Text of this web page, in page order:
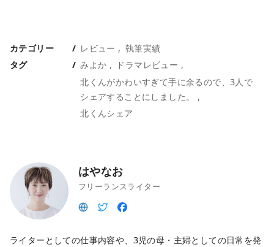
カテゴリー レビュー
執筆実績
タグ
みよか
ドラマレビュー
北くんがかわいすぎて手に余るので、3人で
シェアすることにしました。
北くんシェア
はやなお
フリーランスライター
ライターとしての仕事内容や、3児の母・主婦としての日常を発